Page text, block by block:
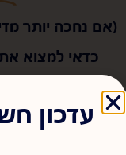
(אם נחכה יותר
כדאי למצוא
עדכון